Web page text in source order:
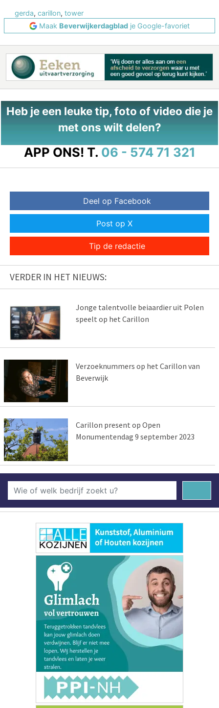
gerda, carillon, tower
Maak Beverwijkerdagblad je Google-favoriet
Heb je een leuke tip, foto of video die je
met ons wilt delen?
APP ONS! T. 06 - 574 71 321
Deel op Facebook
Post op X
Tip de redactie
VERDER IN HET NIEUWS:
Jonge talentvolle beiaardier uit Polen
speelt op het Carillon
Verzoeknummers op het Carillon van
Beverwijk
Carillon present op Open
Monumentendag 9 september 2023